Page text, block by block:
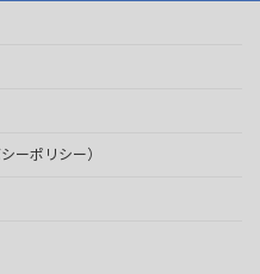
ーポリシー）